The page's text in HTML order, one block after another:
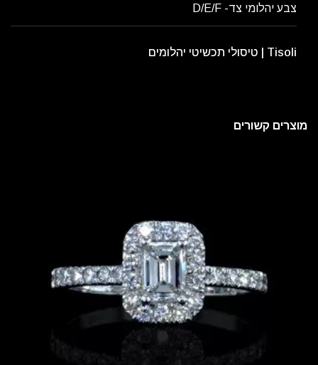
צבע יהלומי צד- D/E/F
Tisoli | טיסולי תכשיטי יהלומים
מוצרים קשורים